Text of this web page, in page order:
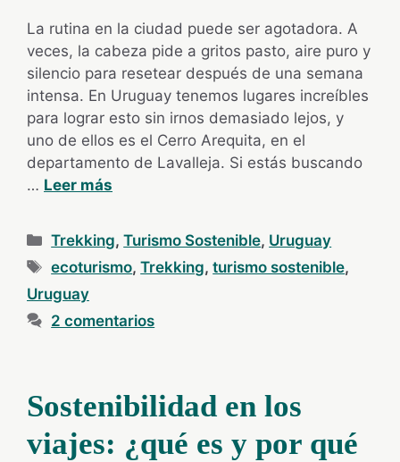
La rutina en la ciudad puede ser agotadora. A
veces, la cabeza pide a gritos pasto, aire puro y
silencio para resetear después de una semana
intensa. En Uruguay tenemos lugares increíbles
para lograr esto sin irnos demasiado lejos, y
uno de ellos es el Cerro Arequita, en el
departamento de Lavalleja. Si estás buscando
… Leer más
Categorías
Trekking,Turismo Sostenible, Uruguay
Etiquetas
ecoturismo,Trekking,turismo sostenible,
Uruguay
2 comentarios
Sostenibilidad en los
viajes: ¿qué es y por qué